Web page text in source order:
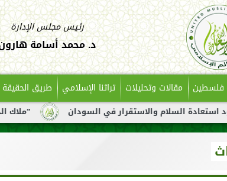
رئيس مجلس الإدارة
د. محمد أسامة
مقالات وتحليلات تراثنا الإسلامي طريق الحقيقة
”ملاك الخير” يثير والاستقرار في السودان